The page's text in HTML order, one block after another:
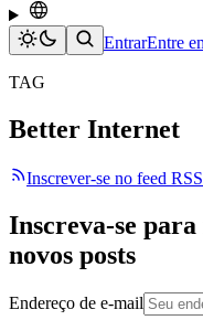
EntrarEntre
TAG
Better Internet
Inscrever-se no feed
Inscreva-se
novos posts
Endereço de e-mail